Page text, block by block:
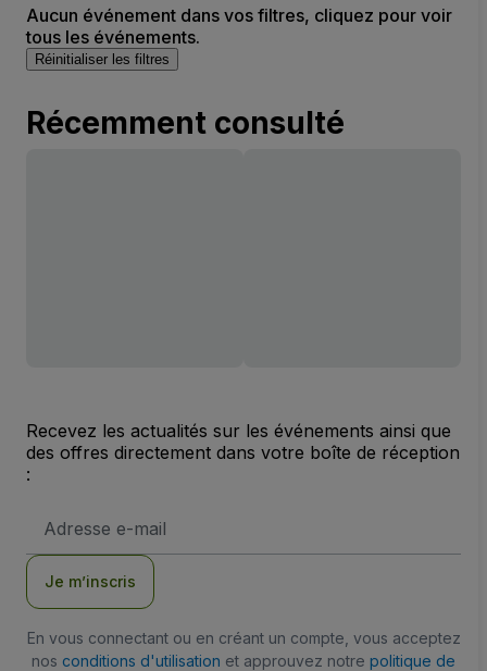
Aucun événement dans vos filtres, cliquez pour voir
tous les événements.
Réinitialiser les filtres
Récemment consulté
Recevez les actualités sur les événements ainsi que
des offres directement dans votre boîte de réception
:
e-
Je m’inscris
En vous connectant ou en créant un compte, vous acceptez
nos conditions d'utilisation et approuvez notre politique de